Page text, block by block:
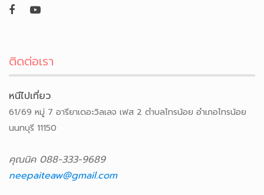
ติดต่อเรา
หนีไปเที่ยว
61/69 หมู่ 7 อารียาเดอะวิลเลจ เฟส 2 ตำบลไทรน้อย อำเภอไทรน้อย
นนทบุรี 11150
คุณนิค 088-333-9689
neepaiteaw@gmail.com